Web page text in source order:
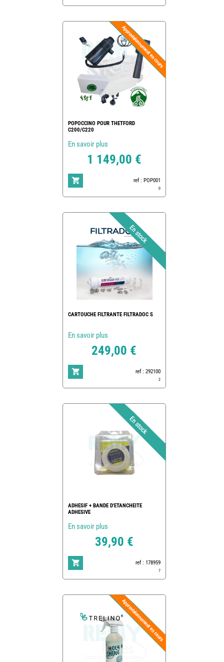
POPOCCINO POUR THETFORD
C200/C220
En savoir plus
1 149,00 €
ref : POP001
0
CARTOUCHE FILTRANTE FILTRADOC S
En savoir plus
249,00 €
ref : 292100
2
ADHESIF + BANDE D'ETANCHEITE
ADHESIVE
En savoir plus
39,90 €
ref : 178959
7